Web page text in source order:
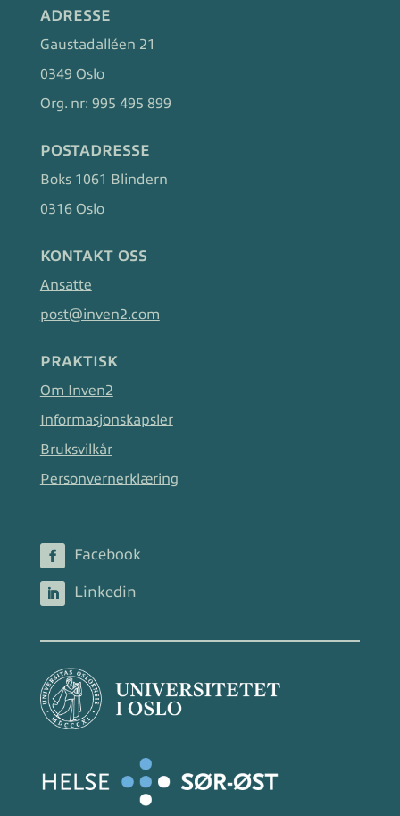
ADRESSE
Gaustadalléen 21
0349 Oslo
Org. nr: 995 495 899
POSTADRESSE
Boks 1061 Blindern
0316 Oslo
KONTAKT OSS
Ansatte
post@inven2.com
PRAKTISK
Om Inven2
Informasjonskapsler
Bruksvilkår
Personvernerklæring